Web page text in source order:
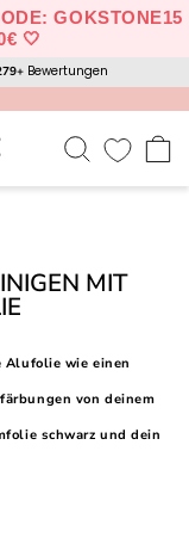
GOKSTONE15
🤍
Bewertungen
SUCHE
MIT
Alufolie wie einen
von deinem
schwarz und dein